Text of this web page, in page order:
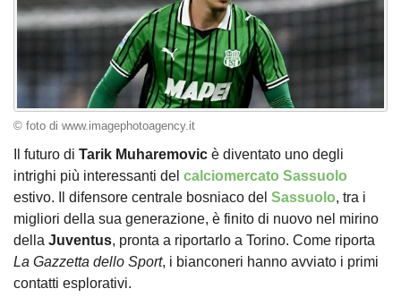
© foto di www.imagephotoagency.it
Il futuro di Tarik Muharemovic è diventato uno degli
intrighi più interessanti del calciomercato Sassuolo
estivo. Il difensore centrale bosniaco del Sassuolo, tra i
migliori della sua generazione, è finito di nuovo nel mirino
della Juventus, pronta a riportarlo a Torino. Come riporta
La Gazzetta dello Sport, i bianconeri hanno avviato i primi
contatti esplorativi.